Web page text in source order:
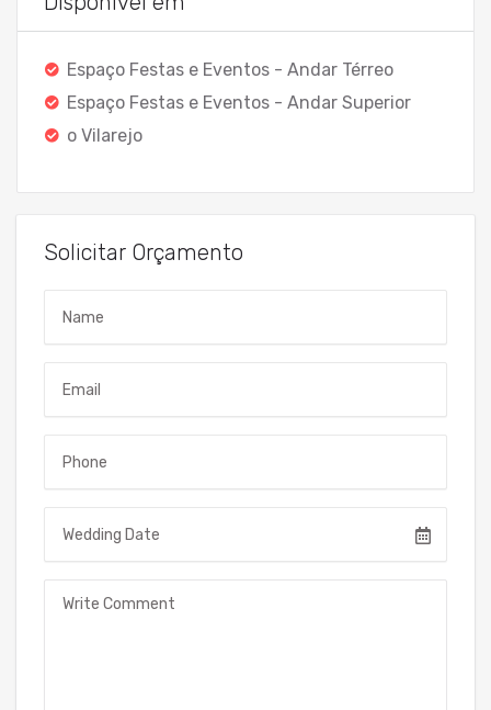
Espaço Festas e Eventos - Andar Térreo
Espaço Festas e Eventos - Andar Superior
o Vilarejo
Solicitar Orçamento
Name
Email
Telefone
Data do Evento
Mensagem